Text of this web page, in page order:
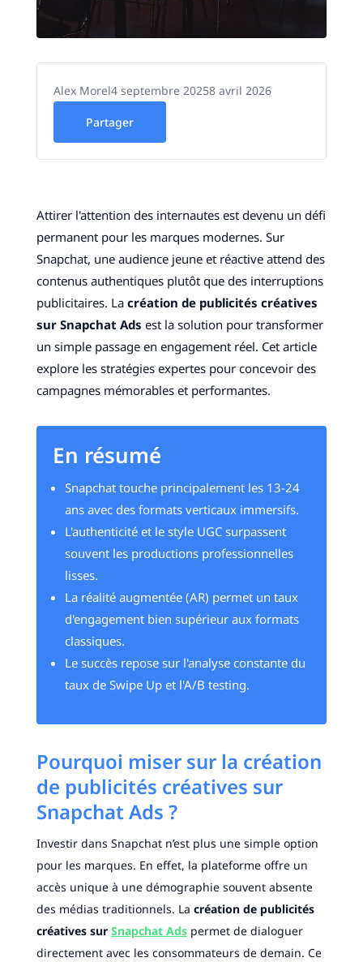
Alex Morel4 septembre 20258 avril 2026
Partager
Attirer l'attention des internautes est devenu un défi
permanent pour les marques modernes. Sur
Snapchat, une audience jeune et réactive attend des
contenus authentiques plutôt que des interruptions
publicitaires. La création de publicités créatives
sur Snapchat Ads est la solution pour transformer
un simple passage en engagement réel. Cet article
explore les stratégies expertes pour concevoir des
campagnes mémorables et performantes.
En résumé
Snapchat touche principalement les 13-24
ans avec des formats verticaux immersifs.
L'authenticité et le style UGC surpassent
souvent les productions professionnelles
lisses.
La réalité augmentée (AR) permet un taux
d'engagement bien supérieur aux formats
classiques.
Le succès repose sur l'analyse constante du
taux de Swipe Up et l'A/B testing.
Pourquoi miser sur la création
de publicités créatives sur
Snapchat Ads ?
Investir dans Snapchat n’est plus une simple option
pour les marques. En effet, la plateforme offre un
accès unique à une démographie souvent absente
des médias traditionnels. La création de publicités
créatives sur Snapchat Adspermet de dialoguer
directement avec les consommateurs de demain. Ce